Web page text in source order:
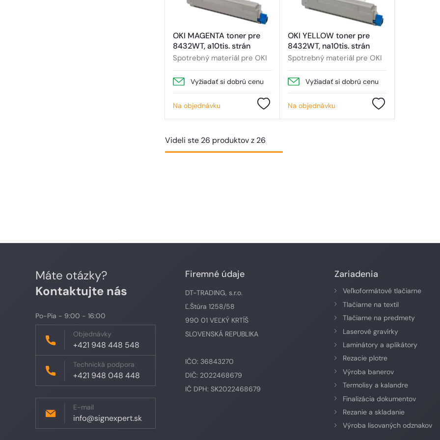
OKI MAGENTA toner pre
8432WT, a10tis. strán
Spotrebný materiál pre OKI
Vyžiadať si dobrú cenu
Na objednávku
OKI YELLOW toner pre
8432WT, na10tis. strán
Spotrebný materiál pre OKI
Vyžiadať si dobrú cenu
Na objednávku
Videli ste 26 produktov z 26
Máte otázky?
Kontaktujte nás
Po-Pia - 9:00 - 16:00
Objednávky
+421 948 448 548
Technická podpora
+421 948 048 448
E-mail
info@signexpert.sk
Firemné údaje
DT-TRADING, s.r.o.
Ľ.Štúra 1258/58
990 01 VEĽKÝ KRTÍŠ
SLOVENSKÁ REPUBLIKA
IČO: 36843270
DIČ: 2022468679
IČ DPH: SK2022468679
Zariadenia
Veľkoformátové tlačiarne
Tlačiarne na textil
Tlačiarne na predmety
Laserové gravírky
Laminátory a aplikátory
Rezacie plotre
Výroba banerov
Termolisy a kalandre
Finalizácia dokumentov
Rezanie a skladanie
Výroba lisovaných odznakov